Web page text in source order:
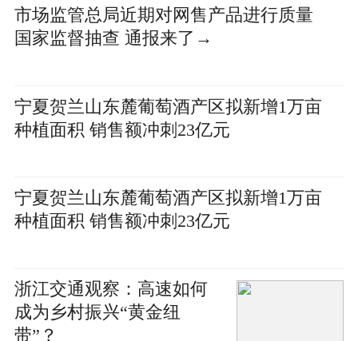
市场监管总局近期对网售产品进行质量
国家监督抽查 通报来了→
宁夏贺兰山东麓葡萄酒产区拟新增1万亩
种植面积 销售额冲刺23亿元
宁夏贺兰山东麓葡萄酒产区拟新增1万亩
种植面积 销售额冲刺23亿元
浙江交通观察：高速如何
成为乡村振兴“黄金纽
带”？